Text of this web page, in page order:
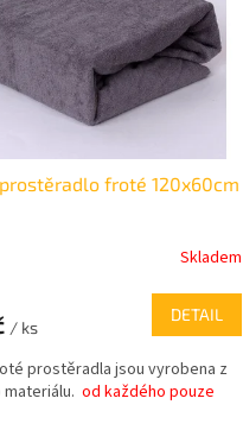
froté 120x60cm
Skladem
/ ks
DETAIL
prostěradla jsou vyrobena z
od každého pouze